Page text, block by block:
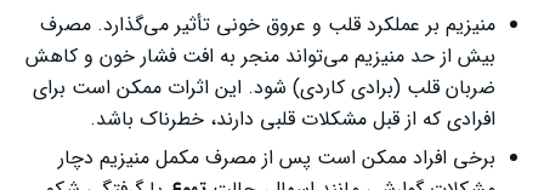
منیزیم بر عملکرد قلب و عروق خونی تأثیر می‌گذارد. مصرف
بیش از حد منیزیم می‌تواند منجر به افت فشار خون و کاهش
ضربان قلب (برادی کاردی) شود. این اثرات ممکن است برای
افرادی که از قبل مشکلات قلبی دارند، خطرناک باشد.
برخی افراد ممکن است پس از مصرف مکمل منیزیم دچار